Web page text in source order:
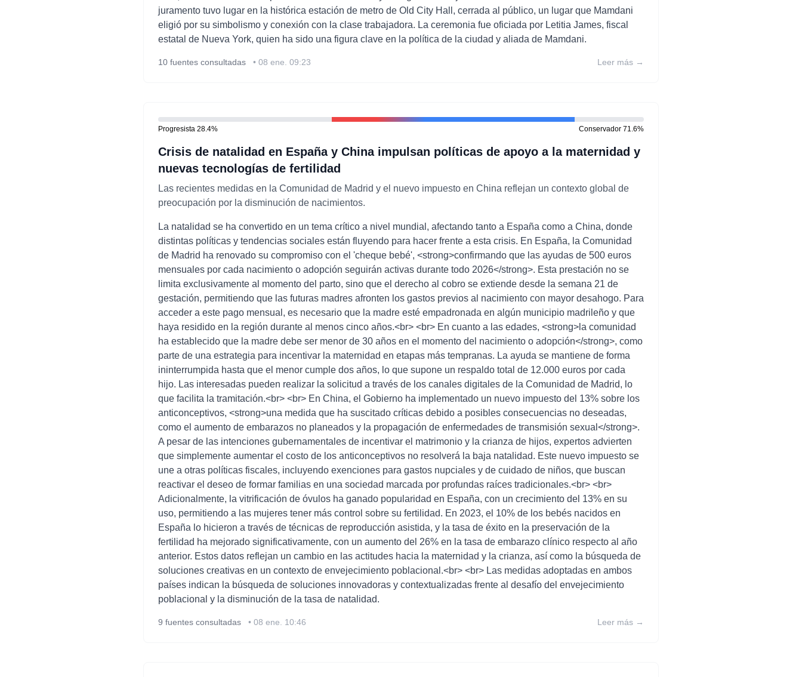
juramento tuvo lugar en la histórica estación de metro de Old City Hall, cerrada al público, un lugar que Mamdani
eligió por su simbolismo y conexión con la clase trabajadora. La ceremonia fue oficiada por Letitia James, fiscal
estatal de Nueva York, quien ha sido una figura clave en la política de la ciudad y aliada de Mamdani.
10 fuentes consultadas • 08 ene. 09:23 Leer más →
Progresista 28.4% Conservador 71.6%
Crisis de natalidad en España y China impulsan políticas de apoyo a la maternidad y
nuevas tecnologías de fertilidad
Las recientes medidas en la Comunidad de Madrid y el nuevo impuesto en China reflejan un contexto global de
preocupación por la disminución de nacimientos.
La natalidad se ha convertido en un tema crítico a nivel mundial, afectando tanto a España como a China, donde
distintas políticas y tendencias sociales están fluyendo para hacer frente a esta crisis. En España, la Comunidad
de Madrid ha renovado su compromiso con el 'cheque bebé', <strong>confirmando que las ayudas de 500 euros
mensuales por cada nacimiento o adopción seguirán activas durante todo 2026</strong>. Esta prestación no se
limita exclusivamente al momento del parto, sino que el derecho al cobro se extiende desde la semana 21 de
gestación, permitiendo que las futuras madres afronten los gastos previos al nacimiento con mayor desahogo. Para
acceder a este pago mensual, es necesario que la madre esté empadronada en algún municipio madrileño y que
haya residido en la región durante al menos cinco años.<br> <br> En cuanto a las edades, <strong>la comunidad
ha establecido que la madre debe ser menor de 30 años en el momento del nacimiento o adopción</strong>, como
parte de una estrategia para incentivar la maternidad en etapas más tempranas. La ayuda se mantiene de forma
ininterrumpida hasta que el menor cumple dos años, lo que supone un respaldo total de 12.000 euros por cada
hijo. Las interesadas pueden realizar la solicitud a través de los canales digitales de la Comunidad de Madrid, lo
que facilita la tramitación.<br> <br> En China, el Gobierno ha implementado un nuevo impuesto del 13% sobre los
anticonceptivos, <strong>una medida que ha suscitado críticas debido a posibles consecuencias no deseadas,
como el aumento de embarazos no planeados y la propagación de enfermedades de transmisión sexual</strong>.
A pesar de las intenciones gubernamentales de incentivar el matrimonio y la crianza de hijos, expertos advierten
que simplemente aumentar el costo de los anticonceptivos no resolverá la baja natalidad. Este nuevo impuesto se
une a otras políticas fiscales, incluyendo exenciones para gastos nupciales y de cuidado de niños, que buscan
reactivar el deseo de formar familias en una sociedad marcada por profundas raíces tradicionales.<br> <br>
Adicionalmente, la vitrificación de óvulos ha ganado popularidad en España, con un crecimiento del 13% en su
uso, permitiendo a las mujeres tener más control sobre su fertilidad. En 2023, el 10% de los bebés nacidos en
España lo hicieron a través de técnicas de reproducción asistida, y la tasa de éxito en la preservación de la
fertilidad ha mejorado significativamente, con un aumento del 26% en la tasa de embarazo clínico respecto al año
anterior. Estos datos reflejan un cambio en las actitudes hacia la maternidad y la crianza, así como la búsqueda de
soluciones creativas en un contexto de envejecimiento poblacional.<br> <br> Las medidas adoptadas en ambos
países indican la búsqueda de soluciones innovadoras y contextualizadas frente al desafío del envejecimiento
poblacional y la disminución de la tasa de natalidad.
9 fuentes consultadas • 08 ene. 10:46 Leer más →